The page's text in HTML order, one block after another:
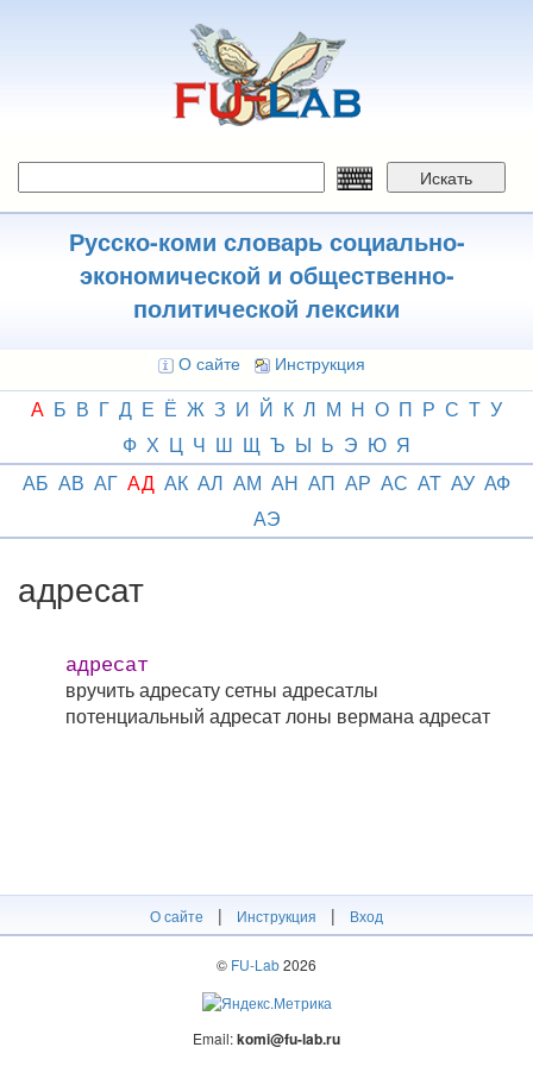
Искать
Русско-коми словарь социально-
экономической и общественно-
политической лексики
О сайте Инструкция
А Б В Г Д Е Ё Ж З И Й К Л М Н О П Р С Т У
Ф Х Ц Ч Ш Щ Ъ Ы Ь Э Ю Я
АБ АВ АГ АД АК АЛ АМ АН АП АР АС АТ АУ АФ
АЭ
адресат
адресат
вручить адресатусетны адресатлы
потенциальный адресатлоны вермана адресат
О сайте | Инструкция | Вход
© FU-Lab2026
Email:komi@fu-lab.ru